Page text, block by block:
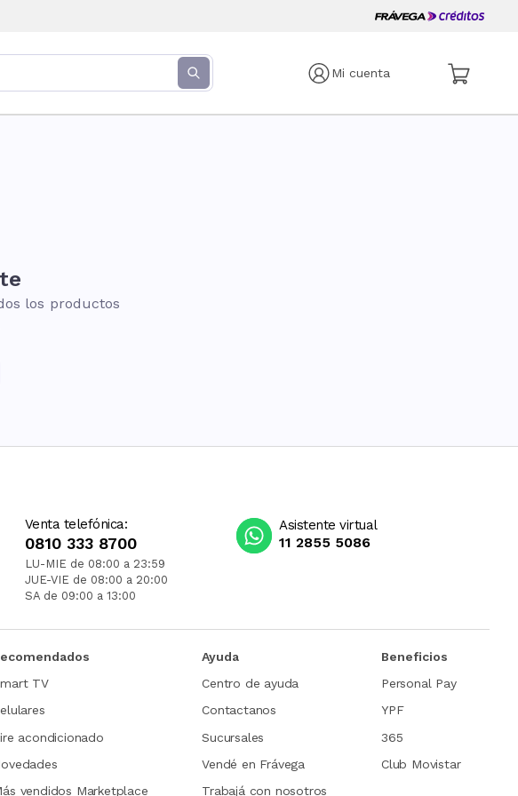
Mi cuenta
los productos
Venta telefónica:
0810 333 8700
LU-MIE de 08:00 a 23:59
JUE-VIE de 08:00 a 20:00
SA de 09:00 a 13:00
Asistente virtual
11 2855 5086
TV
acondicionado
vendidos Marketplace
Ayuda
Centro de ayuda
Contactanos
Sucursales
Vendé en Frávega
Trabajá con nosotros
Beneficios
Personal Pay
YPF
365
Club Movistar